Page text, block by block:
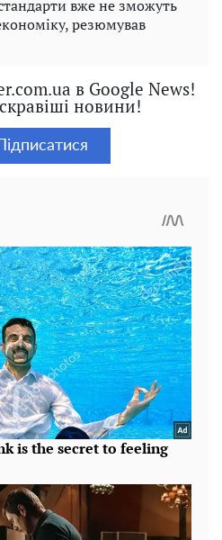
вже не зможуть
резюмував
в Google News!
новини!
Підписатися